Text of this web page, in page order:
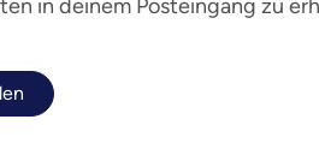
in deinem Posteingang zu